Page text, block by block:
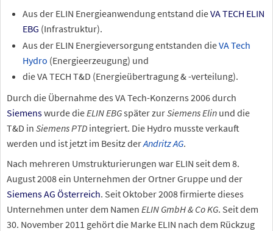
Aus der ELIN Energieanwendung entstand dieVA TECH ELIN
EBG (Infrastruktur).
Aus der ELIN Energieversorgung entstanden dieVA Tech
Hydro (Energieerzeugung) und
die VA TECH T&D (Energieübertragung & -verteilung).
Durch die Übernahme des VA Tech-Konzerns 2006 durch
Siemenswurde dieELIN EBGspäter zurSiemens Elin und die
T&D in Siemens PTD integriert. Die Hydro musste verkauft
werden und ist jetzt im Besitz derAndritz AG.
Nach mehreren Umstrukturierungen war ELIN seit dem 8.
August 2008 ein Unternehmen der Ortner Gruppe und der
Siemens AG Österreich. Seit Oktober 2008 firmierte dieses
Unternehmen unter dem Namen ELIN GmbH & Co KG. Seit dem
30. November 2011 gehört die Marke ELIN nach dem Rückzug